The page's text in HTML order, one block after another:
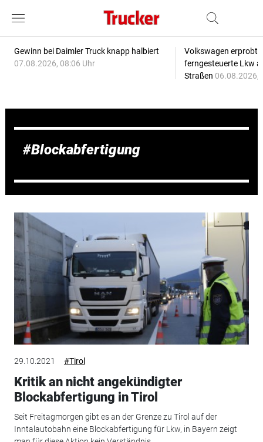
Gewinn bei Daimler Truck knapp halbiert
07.08.2026, 08:06 Uhr
Volkswagen erprobt
ferngesteuerte Lkw
Straßen 06.08.2026,
Blockabfertigung
29.10.2021 #Tirol
Kritik an nicht angekündigter
Blockabfertigung in Tirol
Seit Freitagmorgen gibt es an der Grenze zu Tirol auf der
Inntalautobahn eine Blockabfertigung für Lkw, in Bayern zeigt